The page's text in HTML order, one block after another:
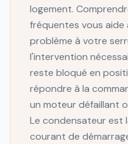
logement.
fréquentes vous aide
problème à votre
l'intervention
reste bloqué en
répondre à la
un moteur défaillant
Le condensateur est
courant de